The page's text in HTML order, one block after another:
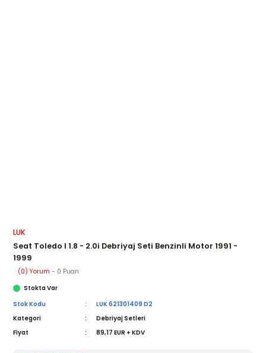
LUK
Seat Toledo I 1.8 - 2.0i Debriyaj Seti Benzinli Motor 1991 -
1999
(0) Yorum - 0 Puan
Stokta Var
Stok Kodu
LUK 621301409 D2
Kategori
Debriyaj Setleri
Fiyat
89,17 EUR + KDV